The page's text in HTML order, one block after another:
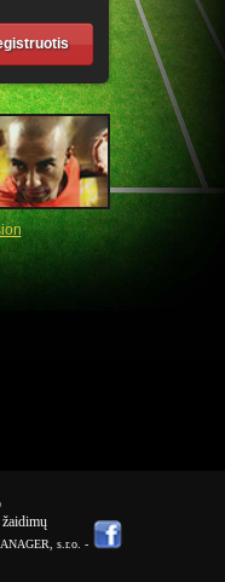
žaidimų
s.r.o. -